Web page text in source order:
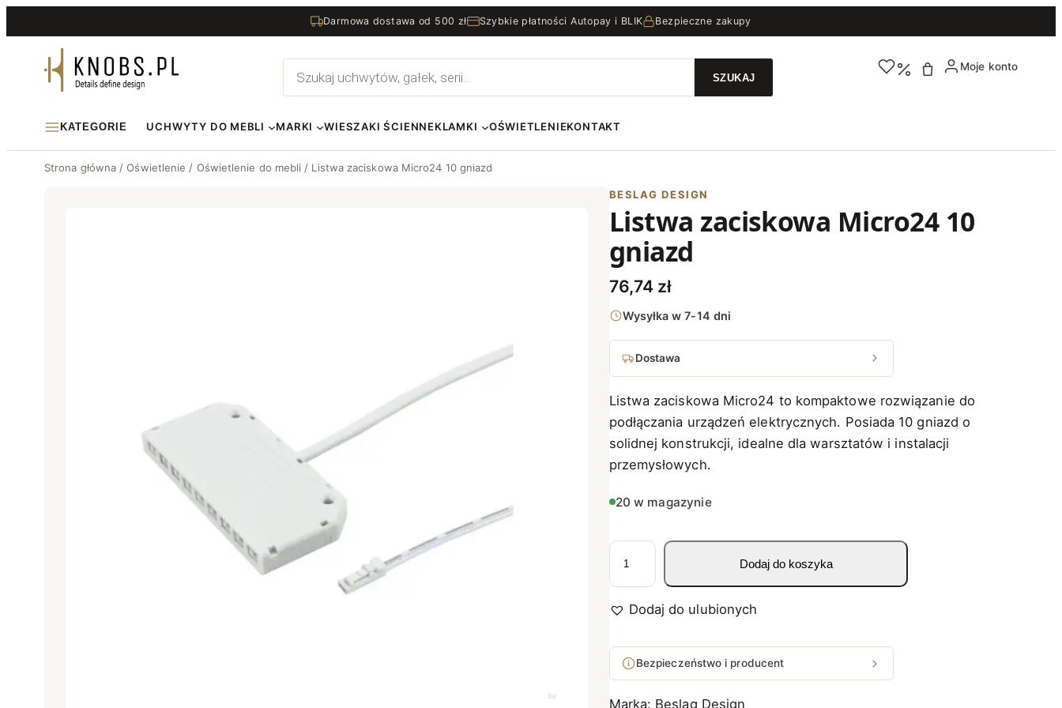
do
Darmowa dostawa od 500 zł Szybkie płatności Autopay i BLIK Bezpieczne zakupy
Wyszukiwarka
produktów
Moje konto
KATEGORIE UCHWYTY DO MEBLI MARKI WIESZAKI ŚCIENNEKLAMKI OŚWIETLENIEKONTAKT
Strona główna /Oświetlenie / Oświetlenie do mebli / Listwa zaciskowa Micro24 10 gniazd
BESLAG DESIGN
Listwa zaciskowa Micro24 10
gniazd
76,74 zł
Wysyłka w 7-14 dni
Dostawa
Listwa zaciskowa Micro24 to kompaktowe rozwiązanie do
podłączania urządzeń elektrycznych. Posiada 10 gniazd o
solidnej konstrukcji, idealne dla warsztatów i instalacji
przemysłowych.
20 w magazynie
i
o
ś
i
s
Dodaj do koszyka
Dodaj do ulubionych
Bezpieczeństwo i producent
Marka: Beslag Design